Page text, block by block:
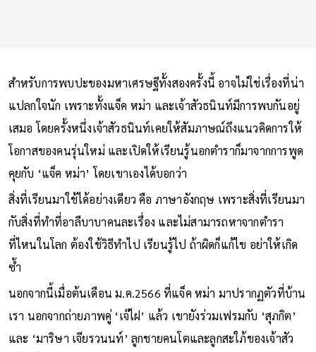
สำหรับการพบปะของมหาเศรษฐีทั้งสองครั้งนี้ อาจไม่ใช่เรื่องที่น่า
แปลกใจนัก เพราะทั้งแจ็ค หม่า และเจ้าสัวธนินท์มีการพบกันอยู่
เสมอ โดยครั้งหนึ่งเจ้าสัวธนินท์เคยให้สัมภาษณ์ถึงแนวคิดการให้
โอกาสของคนรุ่นใหม่ และเปิดให้เรียนรู้นอกตำราก็มาจากการพูด
คุยกับ ‘แจ็ค หม่า’ โดยเขาเองได้บอกว่า
สิ่งที่เรียนมาใช้ได้อย่างเดียว คือ ภาษาอังกฤษ เพราะสิ่งที่เรียนมา
กับสิ่งที่ทำที่อาลีบาบาคนละเรื่อง และไม่สามารถหาจากตำรา
ที่ไหนในโลก ต้องใช้วิธีทำไป เรียนรู้ไป ถ้าผิดก็แก้ไข อย่าให้เกิด
ซ้ำ
นอกจากนี้เมื่อต้นเดือน ม.ค.2566 ที่แจ็ค หม่า มาปรากฏตัวที่บ้าน
เรา นอกจากถ่ายภาพคู่ ‘เจ๊ไฝ’ แล้ว เขายังร่วมเฟรมกับ ‘สุภกิต’
และ ‘มาริษา เจียรวนนท์’ ลูกชายคนโตและลูกสะใภ้ของเจ้าสัว